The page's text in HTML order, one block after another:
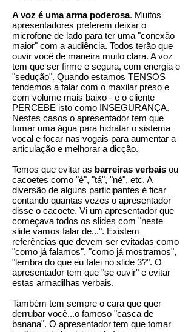
A voz é uma arma poderosa. Muitos
apresentadores preferem deixar o
microfone de lado para ter uma "conexão
maior" com a audiência. Todos terão que
ouvir você de maneira muito clara. A voz
tem que ser firme e segura, com energia e
"sedução". Quando estamos TENSOS
tendemos a falar com o maxilar preso e
com volume mais baixo - e o cliente
PERCEBE isto como INSEGURANÇA.
Nestes casos o apresentador tem que
tomar uma água para hidratar o sistema
vocal e focar nas vogais para aumentar a
articulação e melhorar a dicção.
Temos que evitar as barreiras verbais ou
cacoetes como "é", "tá", "né", etc. A
diversão de alguns participantes é ficar
contando quantas vezes o apresentador
disse o cacoete. Vi um apresentador que
começava todos os slides com "neste
slide vamos falar de...". Existem
referências que devem ser evitadas como
"como já falamos", "como já mostramos",
"lembra do que eu falei no slide 3?". O
apresentador tem que "se ouvir" e evitar
estas armadilhas verbais.
Também tem sempre o cara que quer
derrubar você...o famoso "casca de
banana". O apresentador tem que tomar